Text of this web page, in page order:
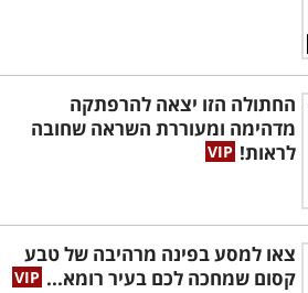
החתולה הזו יצאה להרפתקה
מדהימה ומעוררת השראה שחובה
לראות!
צאו למסע בפינה מרהיבה של טבע
קסום שמחכה לכם בעיר רומא...